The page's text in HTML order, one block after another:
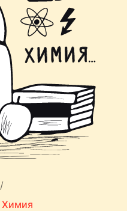
Химия